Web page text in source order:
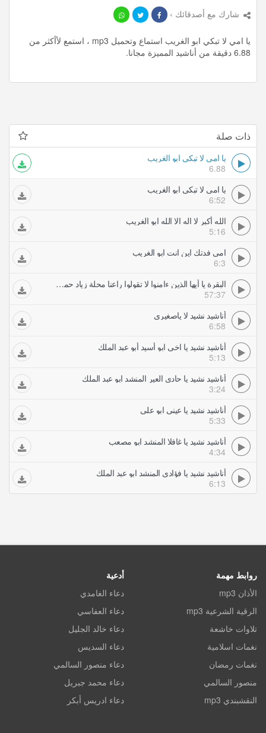
شارك مع أصدقائك ›
يا امي لا تبكي ابو الغريب استماع وتحميل mp3 ، استمع لأأكثر من
6.88 دقيقة من أناشيد المميزة مجانا.
ذات صلة
يا امي لا تبكي ابو الغريب
6.88
يا امي لا تبكي ابو الغريب
6:52
الله أكبر لا اله الا الله ابو الغريب
5:16
امي فدتك اين انت ابو الغريب
6:3
البقرة يا أيها الذين ءامنوا لا تقولوا راعنا محلة زياد حمدي تلاوات خاشعة
57:37
أناشيد نشيد لا ياصغيري
6:58
أناشيد نشيد يا اخي ابو أسيد أبو عبد الملك
5:13
أناشيد نشيد يا حادي العير المنشد ابو عبد الملك
3:24
أناشيد نشيد يا عيني ابو علي
5:33
أناشيد نشيد يا غافلا المنشد ابو مصعب
4:34
أناشيد نشيد يا فؤادي المنشد ابو عبد الملك
6:13
روابط مهمة
الأذان mp3
الرقية الشرعية mp3
تلاوات خاشعة
نغمات اسلامية
نغمات رمضان
منصور السالمي
النقشبندي mp3
أدعية
دعاء الغامدي
دعاء العفاسي
دعاء خالد الجليل
دعاء السديس
دعاء منصور السالمي
دعاء محمد جبريل
دعاء ادريس أبكر